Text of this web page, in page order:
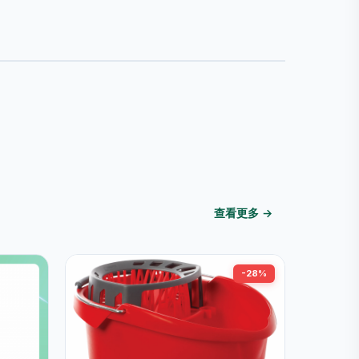
查看更多 →
-28%